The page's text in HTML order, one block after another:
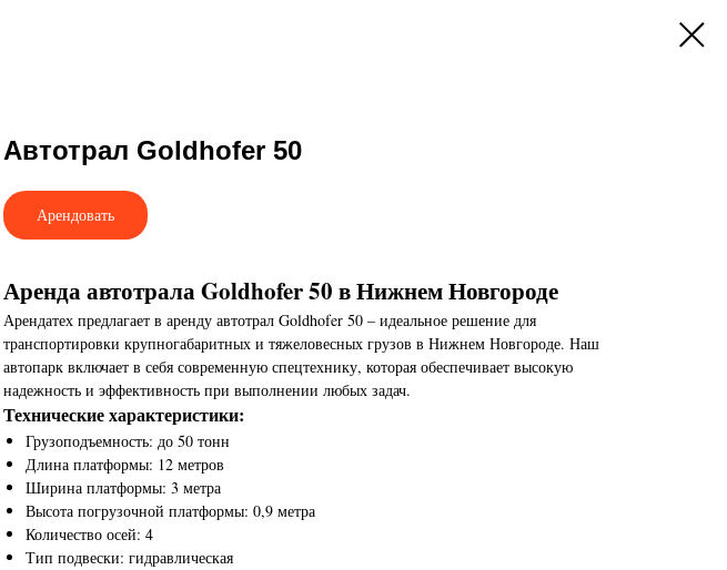
Автотрал Goldhofer 50
Арендовать
Аренда автотрала Goldhofer 50 в Нижнем Новгороде
Арендатех предлагает в аренду автотрал Goldhofer 50 – идеальное решение для
транспортировки крупногабаритных и тяжеловесных грузов в Нижнем Новгороде. Наш
автопарк включает в себя современную спецтехнику, которая обеспечивает высокую
надежность и эффективность при выполнении любых задач.
Технические характеристики:
Грузоподъемность: до 50 тонн
Длина платформы: 12 метров
Ширина платформы: 3 метра
Высота погрузочной платформы: 0,9 метра
Количество осей: 4
Тип подвески: гидравлическая